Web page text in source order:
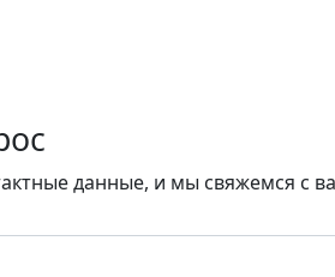
данные, и мы свяжемся с